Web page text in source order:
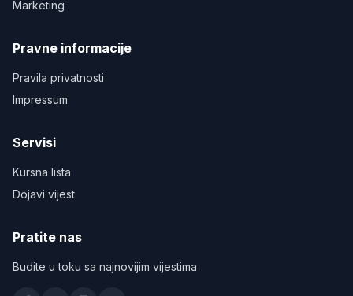
Marketing
Pravne informacije
Pravila privatnosti
Impressum
Servisi
Kursna lista
Dojavi vijest
Pratite nas
Budite u toku sa najnovijim vijestima